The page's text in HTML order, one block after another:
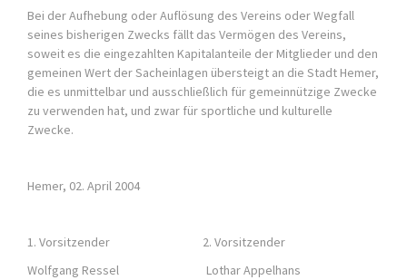
Bei der Aufhebung oder Auflösung des Vereins oder Wegfall
seines bisherigen Zwecks fällt das Vermögen des Vereins,
soweit es die eingezahlten Kapitalanteile der Mitglieder und den
gemeinen Wert der Sacheinlagen übersteigt an die Stadt Hemer,
die es unmittelbar und ausschließlich für gemeinnützige Zwecke
zu verwenden hat, und zwar für sportliche und kulturelle
Zwecke.
Hemer, 02. April 2004
1. Vorsitzender 2. Vorsitzender
Wolfgang Ressel Lothar Appelhans